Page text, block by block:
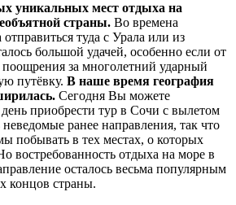
уникальных мест отдыха на
страны. Во времена
туда с Урала или из
большой удачей, особенно если от
поощрения за многолетний ударный
путёвку. В наше время география
Сегодня Вы можете
приобрести тур в Сочи с вылетом
ранее направления, так что
побывать в тех местах, о которых
востребованность отдыха на море в
осталось весьма популярным
концов страны.